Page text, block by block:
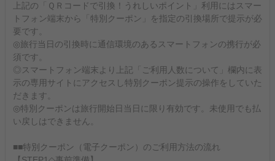
上記の「ＱＲコードで引換！うれしいポイント」利用にはスマー
トフォン端末から「特別クーポン」を指定の引換場所で提示が必
要です。
◎旅行当日の引換時に通信環境のあるスマートフォンの携行が必
須です。
◎スマートフォン端末より上記「ご利用人数について」欄内に表
示の専用サイトにアクセスし特別クーポン提示の操作をしていた
だきます。
◎特別クーポンは旅行開始日当日に限り有効です。未使用でも払
い戻しはできません。
■■特別クーポン（電子クーポン）のご利用方法の流れ